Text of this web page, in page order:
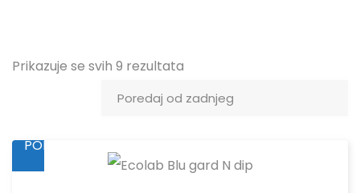
Prikazuje se svih 9 rezultata
PONUDU